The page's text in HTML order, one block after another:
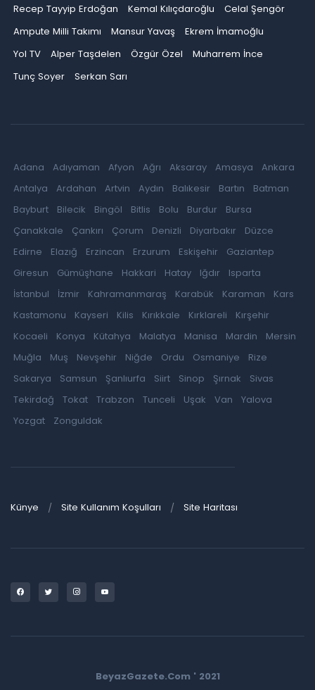
Recep Tayyip Erdoğan Kemal Kılıçdaroğlu
Celal Şengör
Ampute Milli Takımı
Mansur Yavaş
Ekrem İmamoğlu
Yol TV
Alper Taşdelen Özgür Özel
Muharrem İnce
Tunç Soyer
Serkan Sarı
Adana Adıyaman Afyon Ağrı Aksaray Amasya
Ankara
Antalya
Ardahan Artvin Aydın Balıkesir Bartın
Batman
Bayburt
Bilecik Bingöl Bitlis Bolu Burdur
Bursa
Çanakkale
Çankırı Çorum Denizli Diyarbakır
Düzce
Edirne
Elazığ Erzincan Erzurum Eskişehir
Gaziantep
Giresun
Gümüşhane Hakkari Hatay Iğdır
Isparta
İstanbul
İzmir Kahramanmaraş Karabük Karaman
Kars
Kastamonu
Kayseri Kilis Kırıkkale Kırklareli
Kırşehir
Kocaeli
Konya Kütahya Malatya Manisa Mardin
Mersin
Muğla
Muş Nevşehir Niğde Ordu Osmaniye
Rize
Sakarya
Samsun Şanlıurfa Siirt Sinop Şırnak
Sivas
Tekirdağ
Tokat Trabzon Tunceli Uşak Van
Yalova
Yozgat
Zonguldak
Künye Site Kullanım Koşulları Site Haritası
BeyazGazete.Com ' 2021